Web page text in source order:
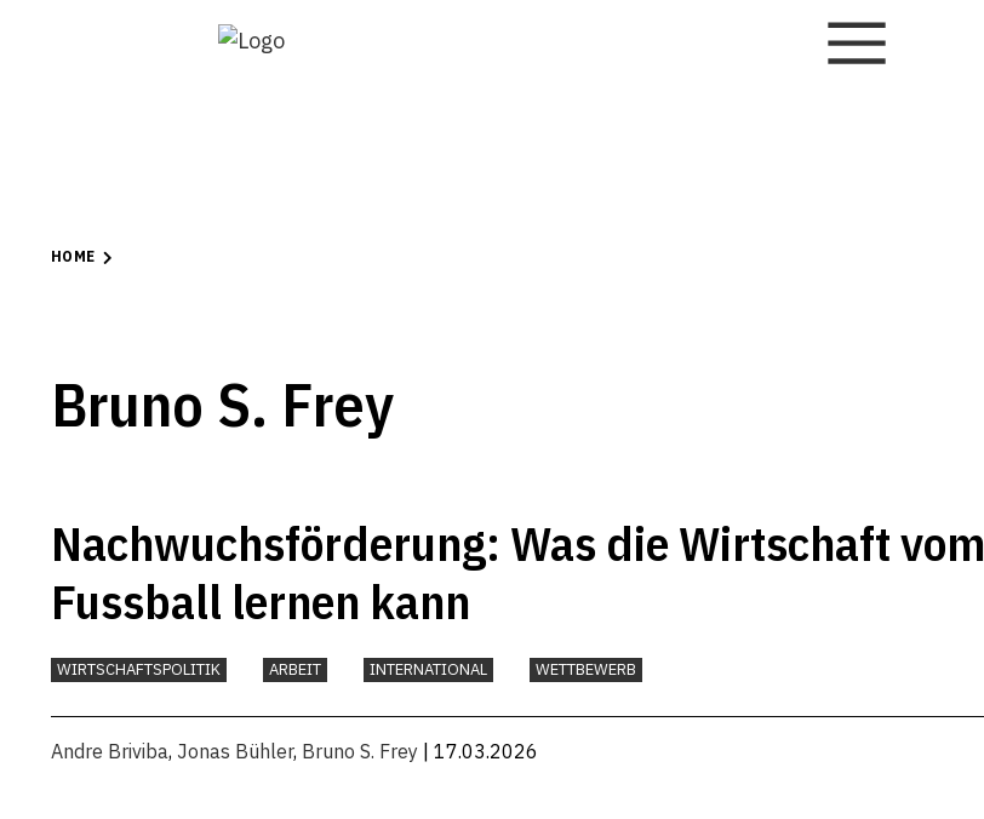
HOME
Bruno S. Frey
Nachwuchsförderung: Was die Wirtschaft vom
Fussball lernen kann
WIRTSCHAFTSPOLITIK ARBEIT INTERNATIONAL WETTBEWERB
Andre Briviba, Jonas Bühler, Bruno S. Frey | 17.03.2026